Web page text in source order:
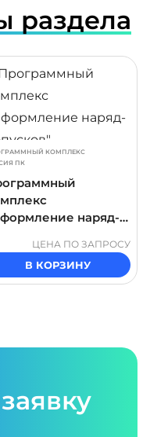
раздела
КОМПЛЕКС
ПК
наряд-
ЦЕНА ПО ЗАПРОСУ
В КОРЗИНУ